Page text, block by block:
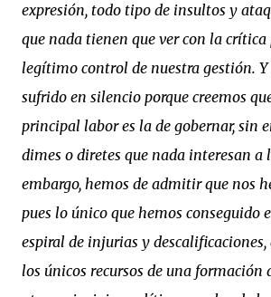
expresión, todo tipo de insultos y
que nada tienen que ver con la
legítimo control de nuestra gestión. Y
sufrido en silencio porque creemos
principal labor es la de gobernar, sin
dimes o diretes que nada interesan a
embargo, hemos de admitir que nos
pues lo único que hemos conseguido
espiral de injurias y descalificaciones,
los únicos recursos de una formación